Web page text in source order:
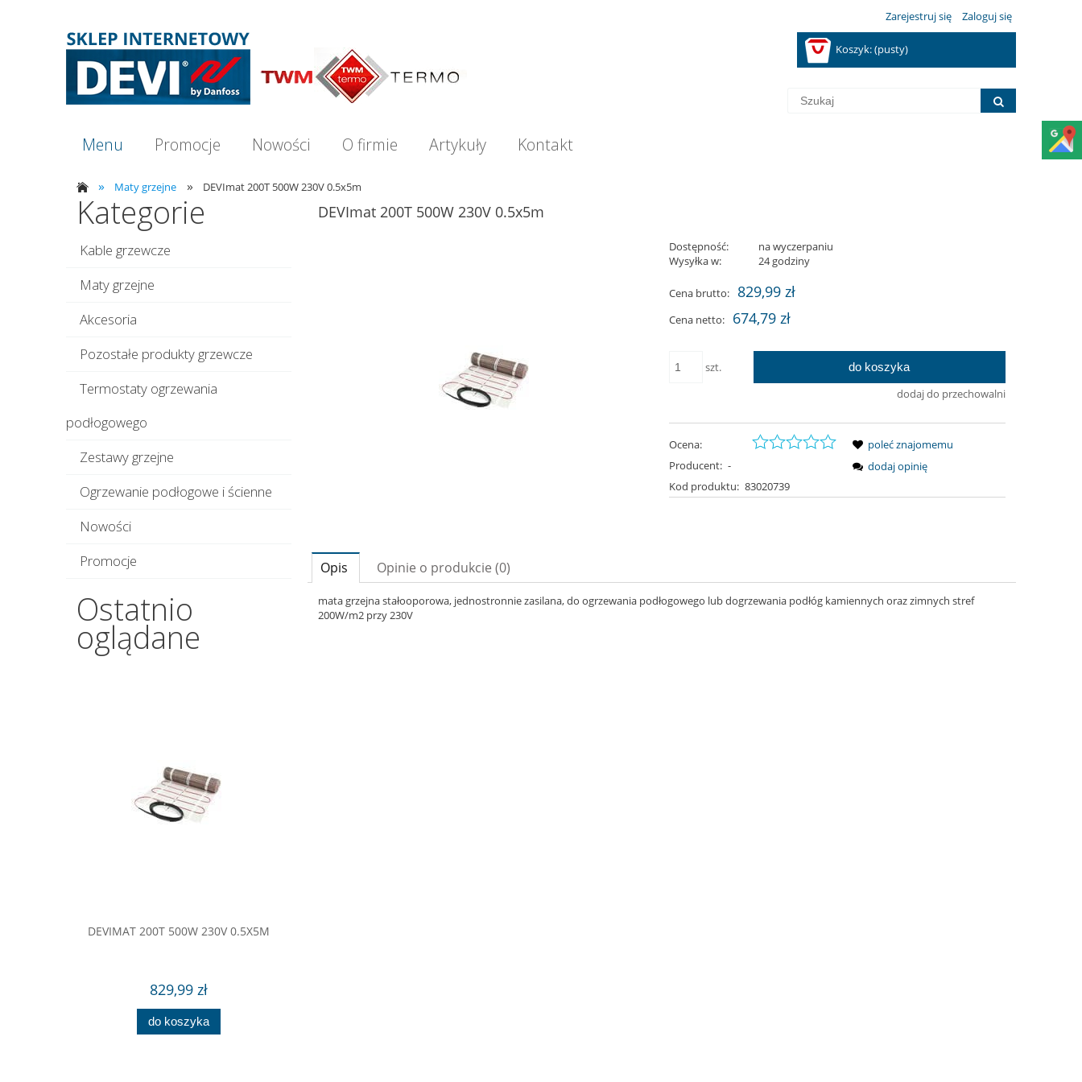
Zarejestruj się Zaloguj się
Koszyk:(pusty)
Menu Promocje Nowości O firmie Artykuły Kontakt
» Maty grzejne » DEVImat 200T 500W 230V 0.5x5m
Kategorie
Kable grzewcze
Maty grzejne
Akcesoria
Pozostałe produkty grzewcze
Termostaty ogrzewania
podłogowego
Zestawy grzejne
Ogrzewanie podłogowe i ścienne
Nowości
Promocje
Ostatnio
oglądane
DEVIMAT 200T 500W 230V 0.5X5M
829,99 zł
do koszyka
DEVImat 200T 500W 230V 0.5x5m
Dostępność:
na wyczerpaniu
Wysyłka w:
24 godziny
Cena brutto: 829,99 zł
Cena netto: 674,79 zł
szt. do koszyka
dodaj do przechowalni
Ocena:
Producent: -
Kod produktu: 83020739
poleć znajomemu
dodaj opinię
Opis Opinie o produkcie (0)
mata grzejna stałooporowa, jednostronnie zasilana, do ogrzewania podłogowego lub dogrzewania podłóg kamiennych oraz zimnych stref
200W/m2 przy 230V